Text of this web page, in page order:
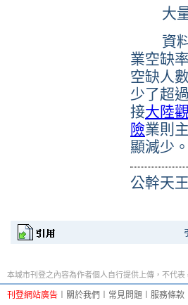
大量
資料
業空缺
空缺人
少了超
接大陸
險業則
顯減少。
公幹天
本城市刊登之內容為作者個人自行提供上傳，不代表
刊登網站廣告 關於我們 常見問題 服務條款